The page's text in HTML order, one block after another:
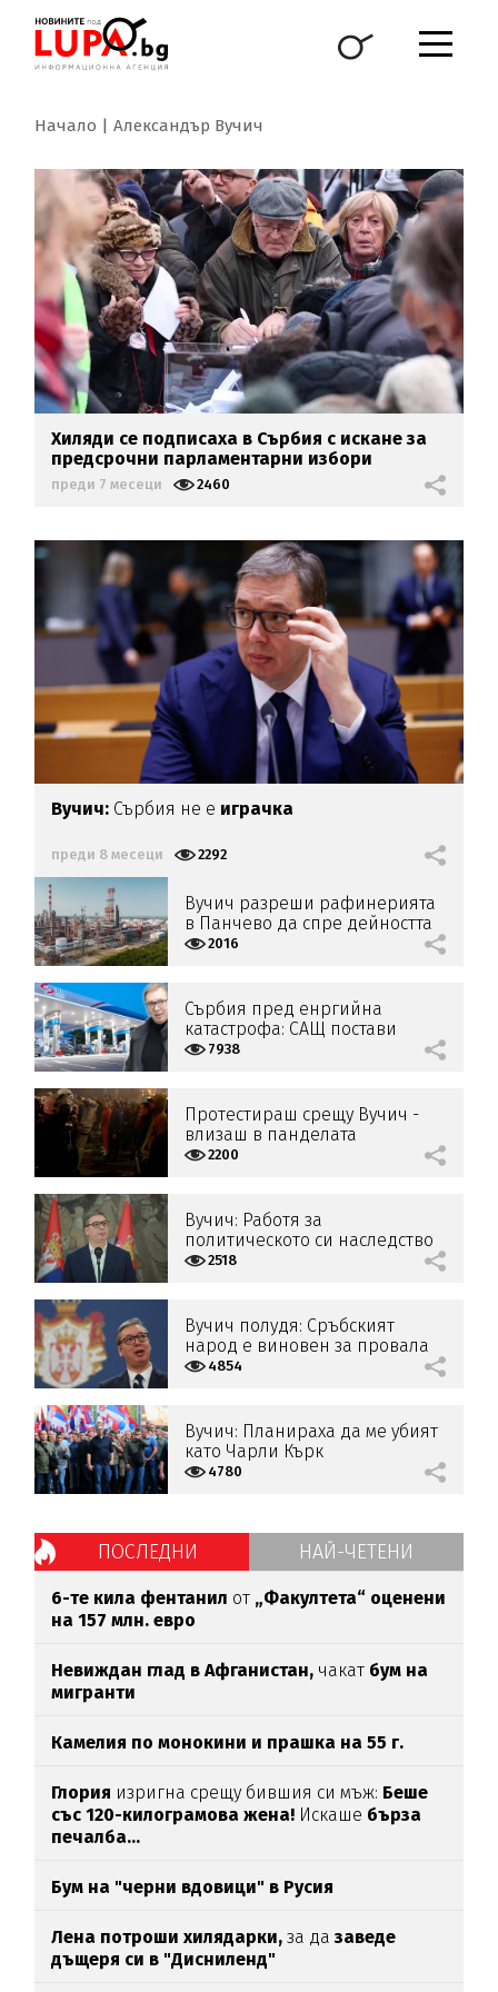
Начало Александър Вучич
Хиляди се подписаха в Сърбия с искане за
предсрочни парламентарни избори
преди 7 месеци 2460
Вучич: Сърбия не е играчка
преди 8 месеци 2292
Вучич разреши рафинерията
в Панчево да спре дейността
си 2016
Сърбия пред енргийна
катастрофа: САЩ постави
ултиматум на Вучич
7938
Протестираш срещу Вучич -
влизаш в панделата
2200
Вучич: Работя за
политическото си наследство
2518
Вучич полудя: Сръбският
народ е виновен за провала
на националите!
4854
Вучич: Планираха да ме убият
като Чарли Кърк
4780
ПОСЛЕДНИ НАЙ-ЧЕТЕНИ
6-те кила фентанил от „Факултета“ оценени
на 157 млн. евро
Невиждан глад в Афганистан, чакат бум на
мигранти
Камелия по монокини и прашка на 55 г.
Глория изригна срещу бившия си мъж: Беше
със 120-килограмова жена! Искаше бърза
печалба...
Бум на "черни вдовици" в Русия
Лена потроши хилядарки,за да заведе
дъщеря си в "Дисниленд"